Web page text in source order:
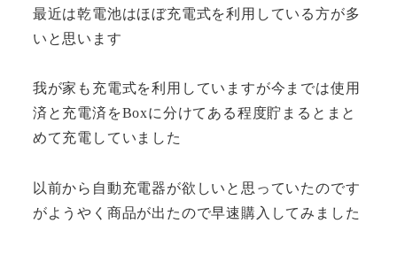
最近は乾電池はほぼ充電式を利用している方が多
いと思います
我が家も充電式を利用していますが今までは使用
済と充電済をBoxに分けてある程度貯まるとまと
めて充電していました
以前から自動充電器が欲しいと思っていたのです
がようやく商品が出たので早速購入してみました